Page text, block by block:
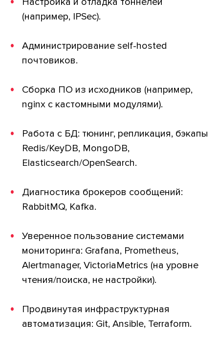
(например, IPSec).
Администрирование self-hosted
почтовиков.
Сборка ПО из исходников (например,
nginx с кастомными модулями).
Работа с БД: тюнинг, репликация, бэкапы
Redis/KeyDB, MongoDB,
Elasticsearch/OpenSearch.
Диагностика брокеров сообщений:
RabbitMQ, Kafka.
Уверенное пользование системами
мониторинга: Grafana, Prometheus,
Alertmanager, VictoriaMetrics (на уровне
чтения/поиска, не настройки).
Продвинутая инфраструктурная
автоматизация: Git, Ansible, Terraform.